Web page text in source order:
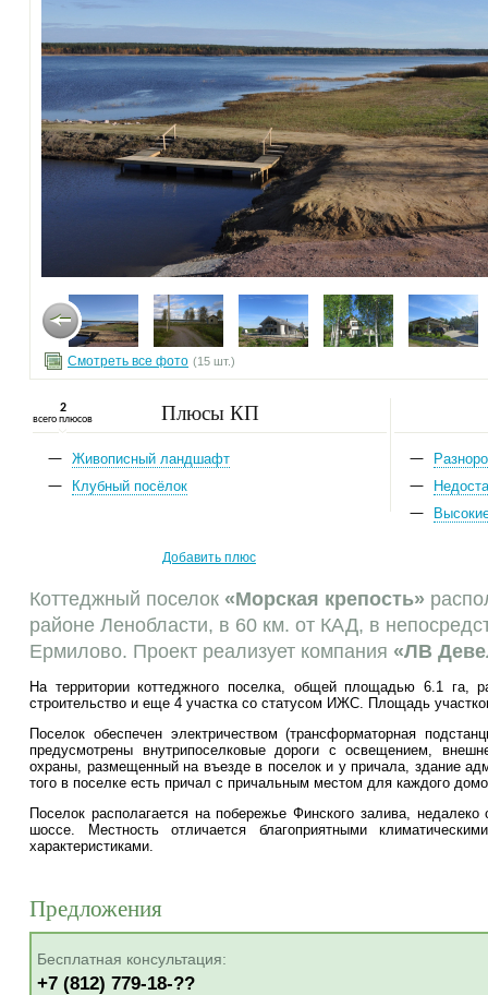
Смотреть все фото (15 шт.)
Плюсы КП
2
всего плюсов
Живописный ландшафт
Клубный посёлок
Добавить плюс
Коттеджный поселок «Морская крепость»
районе Ленобласти, в 60 км. от КАД, в
Ермилово. Проект реализует компания «ЛВ
На территории коттеджного поселка, общей площадью 6.1 га,
строительство и еще 4 участка со статусом ИЖС. Площадь
Поселок обеспечен электричеством (трансформаторная
предусмотрены внутрипоселковые дороги с освещением,
охраны, размещенный на въезде в поселок и у причала, здание
того в поселке есть причал с причальным местом для каждого
Поселок располагается на побережье Финского залива,
шоссе. Местность отличается благоприятными
характеристиками.
Предложения
Бесплатная консультация:
+7 (812) 779-18-??